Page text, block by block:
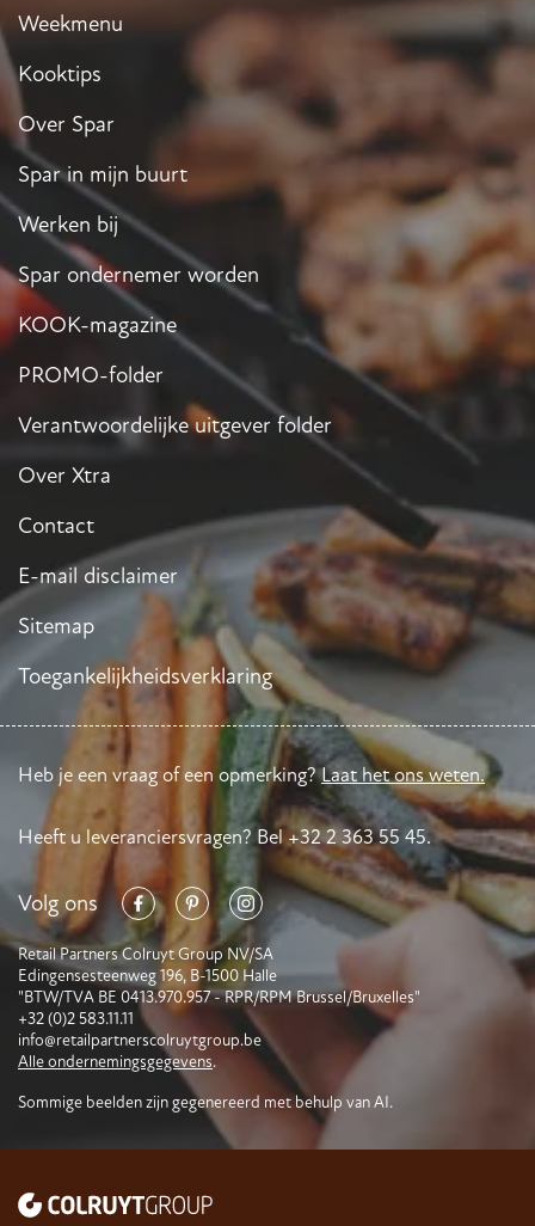
Weekmenu
Kooktips
Over Spar
Spar in mijn buurt
Werken bij
Spar ondernemer worden
KOOK-magazine
PROMO-folder
Verantwoordelijke uitgever folder
Over Xtra
Contact
E-mail disclaimer
Sitemap
Toegankelijkheidsverklaring
Heb je een vraag of een opmerking?Laat het ons weten.
Heeft u leveranciersvragen? Bel +32 2 363 55 45.
Volg ons
Retail Partners Colruyt Group NV/SA
Edingensesteenweg 196, B-1500 Halle
"BTW/TVA BE 0413.970.957 - RPR/RPM Brussel/Bruxelles"
+32 (0)2 583.11.11
info@retailpartnerscolruytgroup.be
Alle ondernemingsgegevens.
Sommige beelden zijn gegenereerd met behulp van AI.